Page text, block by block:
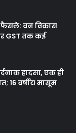
फैसले: वन विकास
GST तक कई
हादसा, एक ही
16 वर्षीय मासूम